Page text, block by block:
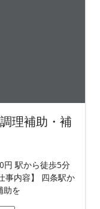
理補助・補
円 駅から徒歩5分
事内容】 四条駅か
助を